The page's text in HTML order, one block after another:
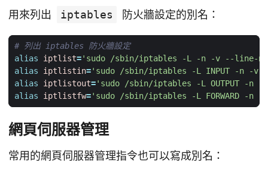
用來列出 iptables 防火牆設定的別名：
# 列出 iptables 防火牆設定
alias
iptlist='sudo /sbin/iptables -L -n -v --line-
alias
iptlistin='sudo /sbin/iptables -L INPUT -n -v
alias
iptlistout='sudo /sbin/iptables -L OUTPUT -n
alias
iptlistfw='sudo /sbin/iptables -L FORWARD -n
網頁伺服器管理
常用的網頁伺服器管理指令也可以寫成別名：